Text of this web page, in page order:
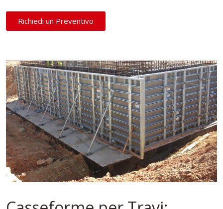
Richiedi un Preventivo